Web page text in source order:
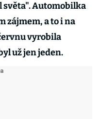
Automobilka
zájmem, a to i na
vyrobila
už jen jeden.